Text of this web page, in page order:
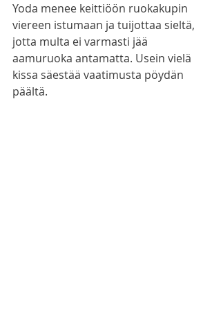
Yoda menee keittiöön ruokakupin
viereen istumaan ja tuijottaa sieltä,
jotta multa ei varmasti jää
aamuruoka antamatta. Usein vielä
kissa säestää vaatimusta pöydän
päältä.